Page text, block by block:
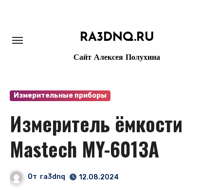
RA3DNQ.RU
Сайт Алексея Полухина
Измерительные приборы
Измеритель ёмкости
Mastech MY-6013A
От ra3dnq 12.08.2024